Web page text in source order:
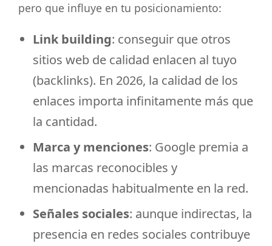
pero que influye en tu posicionamiento:
Link building: conseguir que otros
sitios web de calidad enlacen al tuyo
(backlinks). En 2026, la calidad de los
enlaces importa infinitamente más que
la cantidad.
Marca y menciones: Google premia a
las marcas reconocibles y
mencionadas habitualmente en la red.
Señales sociales: aunque indirectas, la
presencia en redes sociales contribuye